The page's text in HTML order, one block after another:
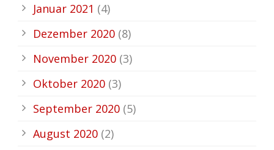
Januar 2021 (4)
Dezember 2020 (8)
November 2020 (3)
Oktober 2020 (3)
September 2020 (5)
August 2020 (2)